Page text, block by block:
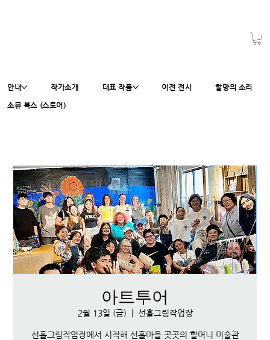
안내 작가소개 대표 작품 이전 전시 할망의 소리
소뮤 북스 (스토어)
아트투어
2월 13일 (금) 선흘그림작업장
선흘그림작업장에서 시작해 선흘마을 곳곳의 할머니 미술관